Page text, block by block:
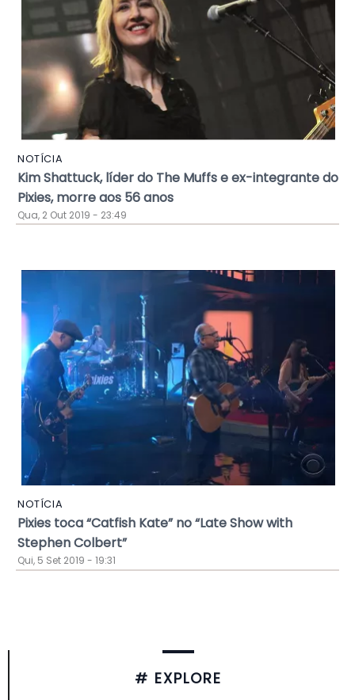
NOTÍCIA
Kim Shattuck, líder do The Muffs e ex-integrante do
Pixies, morre aos 56 anos
Qua, 2 Out 2019 - 23:49
NOTÍCIA
Pixies toca “Catfish Kate” no “Late Show with
Stephen Colbert”
Qui, 5 Set 2019 - 19:31
# EXPLORE